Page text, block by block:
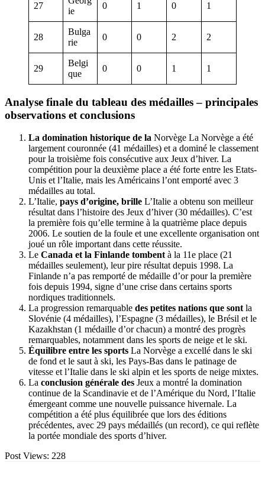
27
ie
0 1 0 1
28
Bulga
rie
0 0 2 2
29
Belgi
que
0 0 1 1
Analyse finale du tableau des médailles – principales
observations et conclusions
La domination historique de la Norvège La Norvège a été
largement couronnée (41 médailles) et a dominé le classement
pour la troisième fois consécutive aux Jeux d’hiver. La
compétition pour la deuxième place a été forte entre les Etats-
Unis et l’Italie, mais les Américains l’ont emporté avec 3
médailles au total.
L’Italie, pays d’origine, brille L’Italie a obtenu son meilleur
résultat dans l’histoire des Jeux d’hiver (30 médailles). C’est
la première fois qu’elle termine à la quatrième place depuis
2006. Le soutien de la foule et une excellente organisation ont
joué un rôle important dans cette réussite.
Le Canada et la Finlande tombent à la 11e place (21
médailles seulement), leur pire résultat depuis 1998. La
Finlande n’a pas remporté de médaille d’or pour la première
fois depuis 1994, signe d’une crise dans certains sports
nordiques traditionnels.
La progression remarquable des petites nations que sont la
Slovénie (4 médailles), l’Espagne (3 médailles), le Brésil et le
Kazakhstan (1 médaille d’or chacun) a montré des progrès
remarquables, notamment dans les sports de neige et le ski.
Équilibre entre les sports La Norvège a excellé dans le ski
de fond et le saut à ski, les Pays-Bas dans le patinage de
vitesse et l’Italie dans le ski alpin et les sports de neige mixtes.
La conclusion générale des Jeux a montré la domination
continue de la Scandinavie et de l’Amérique du Nord, l’Italie
émergeant comme une nouvelle puissance hivernale. La
compétition a été plus équilibrée que lors des éditions
précédentes, avec 29 pays médaillés (un record), ce qui reflète
la portée mondiale des sports d’hiver.
Post Views: 228